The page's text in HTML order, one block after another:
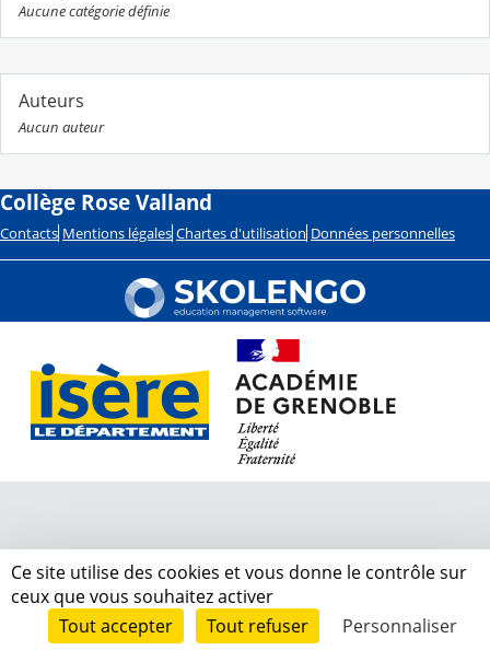
Aucune catégorie définie
Auteurs
Aucun auteur
Collège Rose Valland
Contacts Mentions légales Chartes d'utilisation Données personnelles
Ce site utilise des cookies et vous donne le contrôle sur
ceux que vous souhaitez activer
Tout accepter
Tout refuser Personnaliser